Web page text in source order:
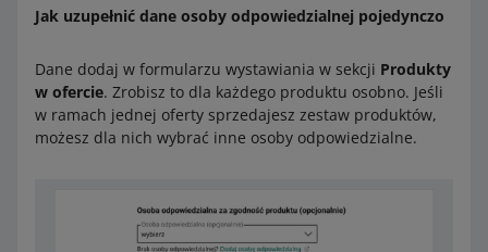
Jak uzupełnić dane osoby odpowiedzialnej pojedynczo
Dane dodaj w formularzu wystawiania w sekcji Produkty
w ofercie. Zrobisz to dla każdego produktu osobno. Jeśli
w ramach jednej oferty sprzedajesz zestaw produktów,
możesz dla nich wybrać inne osoby odpowiedzialne.